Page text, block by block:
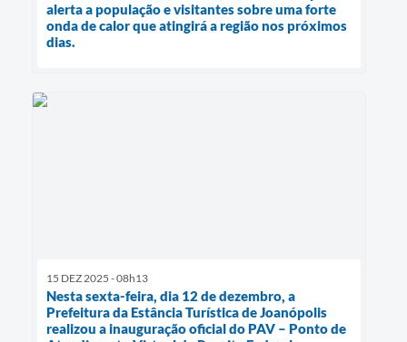
alerta a população e visitantes sobre uma forte
onda de calor que atingirá a região nos próximos
dias.
15 DEZ 2025 - 08h13
Nesta sexta-feira, dia 12 de dezembro, a
Prefeitura da Estância Turística de Joanópolis
realizou a inauguração oficial do PAV – Ponto de